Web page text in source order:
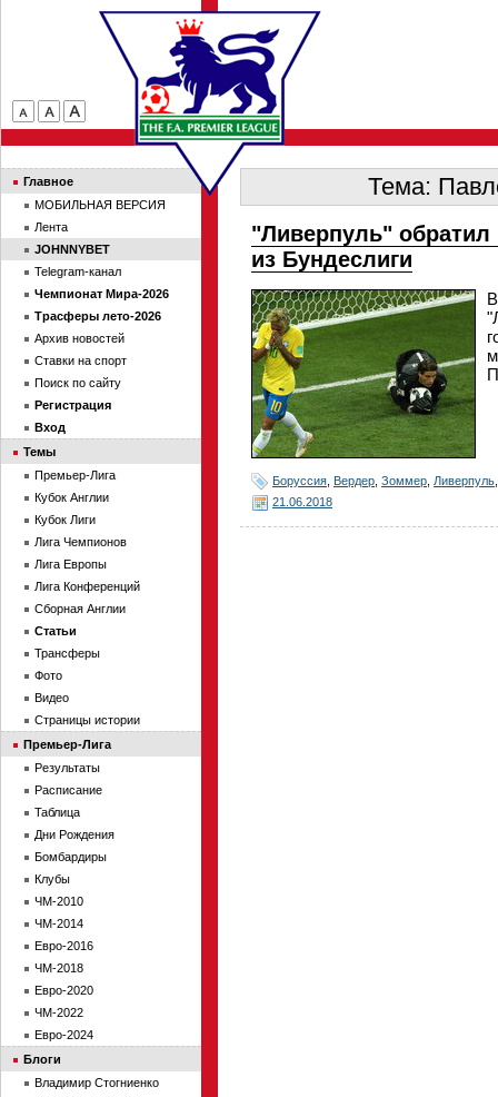
Тема:
"Ливерпуль" обратил
из Бундеслиги
Боруссия Вердер Зоммер Ливерпуль
21.06.2018
Главное
МОБИЛЬНАЯ ВЕРСИЯ
Лента
JOHNNYBET
Telegram-канал
Чемпионат Мира-2026
Трасферы лето-2026
Архив новостей
Ставки на спорт
Поиск по сайту
Регистрация
Вход
Темы
Премьер-Лига
Кубок Англии
Кубок Лиги
Лига Чемпионов
Лига Европы
Лига Конференций
Сборная Англии
Статьи
Трансферы
Фото
Видео
Страницы истории
Премьер-Лига
Результаты
Расписание
Таблица
Дни Рождения
Бомбардиры
Клубы
ЧМ-2010
ЧМ-2014
Евро-2016
ЧМ-2018
Евро-2020
ЧМ-2022
Евро-2024
Блоги
Владимир Стогниенко